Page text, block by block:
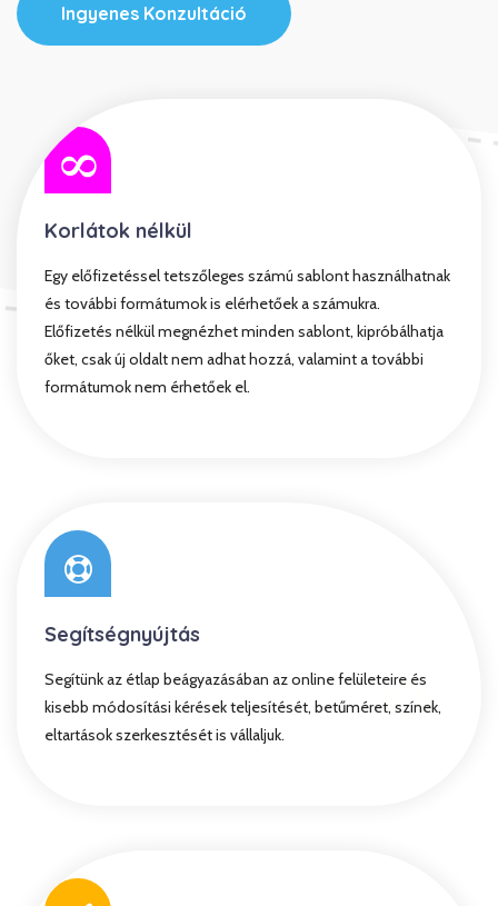
Ingyenes Konzultáció
Korlátok nélkül
Egy előfizetéssel tetszőleges számú sablont használhatnak
és további formátumok is elérhetőek a számukra.
Előfizetés nélkül megnézhet minden sablont, kipróbálhatja
őket, csak új oldalt nem adhat hozzá, valamint a további
formátumok nem érhetőek el.
Segítségnyújtás
Segítünk az étlap beágyazásában az online felületeire és
kisebb módosítási kérések teljesítését, betűméret, színek,
eltartások szerkesztését is vállaljuk.